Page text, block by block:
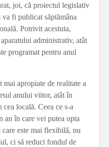
joi, că proiectul legislativ
fi publicat săptămâna
Potrivit acestuia,
administrativ, atât
programat pentru anul
apropiate de realitate a
anului viitor, atât în
locală. Ceea ce s-a
an în care vei putea opta
este mai flexibilă, nu
ci să reduci fondul de